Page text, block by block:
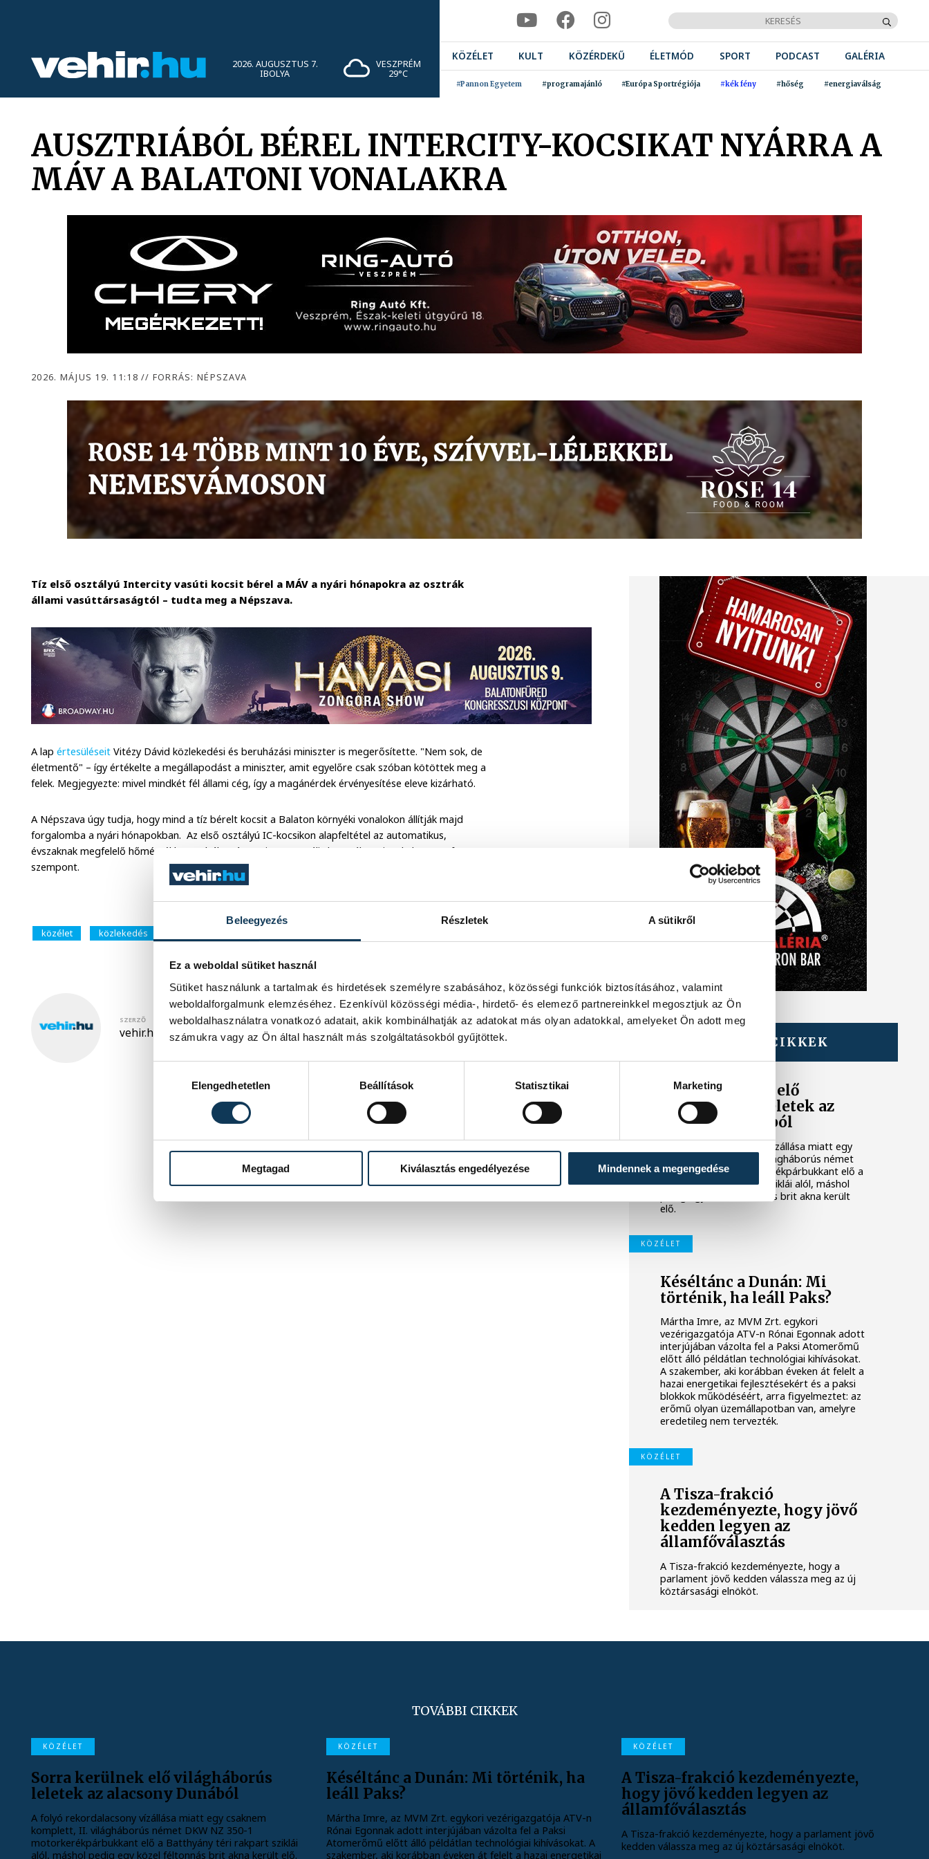
Beleegyezés Részletek A sütikről
Ez a weboldal sütiket használ
Sütiket használunk a tartalmak és hirdetések személyre szabásához, közösségi funkciók biztosításához, valamint
weboldalforgalmunk elemzéséhez. Ezenkívül közösségi média-, hirdető- és elemező partnereinkkel megosztjuk az Ön
weboldalhasználatra vonatkozó adatait, akik kombinálhatják az adatokat más olyan adatokkal, amelyeket Ön adott meg
számukra vagy az Ön által használt más szolgáltatásokból gyűjtöttek.
Elengedhetetlen
Beállítások Statisztikai Marketing
Megtagad Kiválasztás engedélyezése Mindennek a megengedése
2026. AUGUSZTUS 7.
IBOLYA
VESZPRÉM
29°C
KÖZÉLET KULT KÖZÉRDEKŰ ÉLETMÓD SPORT PODCAST GALÉRIA
#Pannon Egyetem #programajánló #Európa Sportrégiója #kék fény #hőség #energiaválság
AUSZTRIÁBÓL BÉREL INTERCITY-KOCSIKAT NYÁRRA A
MÁV A BALATONI VONALAKRA
2026. MÁJUS 19. 11:18// FORRÁS: NÉPSZAVA
Tíz első osztályú Intercity vasúti kocsit bérel a MÁV a nyári hónapokra az osztrák
állami vasúttársaságtól – tudta meg a Népszava.
A lapértesüléseit Vitézy Dávid közlekedési és beruházási miniszter is megerősítette. "Nem sok, de
életmentő" – így értékelte a megállapodást a miniszter, amit egyelőre csak szóban kötöttek meg a
felek. Megjegyezte: mivel mindkét fél állami cég, így a magánérdek érvényesítése eleve kizárható.
A Népszava úgy tudja, hogy mind a tíz bérelt kocsit a Balaton környéki vonalokon állítják majd
forgalomba a nyári hónapokban. Az első osztályú IC-kocsikon alapfeltétel az automatikus,
évszaknak megfelelő hőmérséklet-szabályozás, ami a szezonális használat miatt különösen fontos
szempont.
közélet közlekedés
SZERZŐ
vehir.hu
TOVÁBBI CIKKEK
Sorra kerülnek elő
világháborús leletek az
alacsony Dunából
A folyó rekordalacsony vízállása miatt egy
csaknem komplett, II. világháborús német
DKW NZ 350-1 motorkerékpárbukkant elő a
Batthyány téri rakpart sziklái alól, máshol
pedig egy közel féltonnás brit akna került
elő.
KÖZÉLET
Késéltánc a Dunán: Mi
történik, ha leáll Paks?
Mártha Imre, az MVM Zrt. egykori
vezérigazgatója ATV-n Rónai Egonnak adott
interjújában vázolta fel a Paksi Atomerőmű
előtt álló példátlan technológiai kihívásokat.
A szakember, aki korábban éveken át felelt a
hazai energetikai fejlesztésekért és a paksi
blokkok működéséért, arra figyelmeztet: az
erőmű olyan üzemállapotban van, amelyre
eredetileg nem tervezték.
KÖZÉLET
A Tisza-frakció
kezdeményezte, hogy jövő
kedden legyen az
államfőválasztás
A Tisza-frakció kezdeményezte, hogy a
parlament jövő kedden válassza meg az új
köztársasági elnököt.
TOVÁBBI CIKKEK
KÖZÉLET
Sorra kerülnek elő világháborús
leletek az alacsony Dunából
A folyó rekordalacsony vízállása miatt egy csaknem
komplett, II. világháborús német DKW NZ 350-1
motorkerékpárbukkant elő a Batthyány téri rakpart sziklái
alól, máshol pedig egy közel féltonnás brit akna került elő.
KÖZÉLET
Késéltánc a Dunán: Mi történik, ha
leáll Paks?
Mártha Imre, az MVM Zrt. egykori vezérigazgatója ATV-n
Rónai Egonnak adott interjújában vázolta fel a Paksi
Atomerőmű előtt álló példátlan technológiai kihívásokat. A
szakember, aki korábban éveken át felelt a hazai energetikai
KÖZÉLET
A Tisza-frakció kezdeményezte,
hogy jövő kedden legyen az
államfőválasztás
A Tisza-frakció kezdeményezte, hogy a parlament jövő
kedden válassza meg az új köztársasági elnököt.